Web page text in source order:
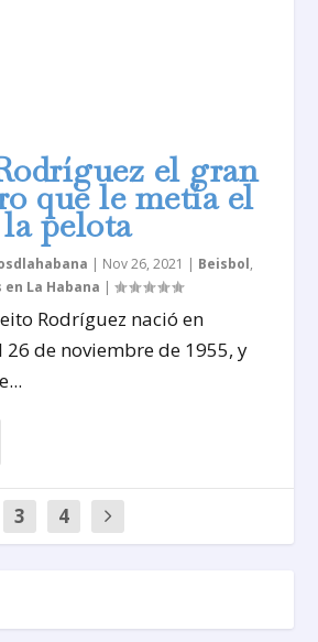
el gran
que le metía el
pelota
| Nov 26, 2021 | Beisbol,
La Habana |
Rodríguez nació en
26 de noviembre de 1955, y
3 4